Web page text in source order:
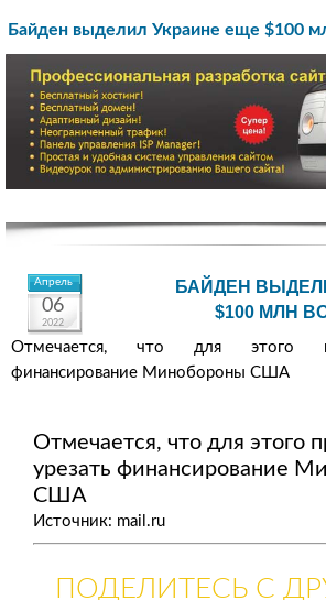
Байден выделил Украине еще $100
Апрель
06
2022
БАЙДЕН
$100 МЛН
Отмечается, что для этого
финансирование Минобороны США
Отмечается, что для этого
урезать финансирование
США
Источник: mail.ru
ПОДЕЛИТЕСЬ С